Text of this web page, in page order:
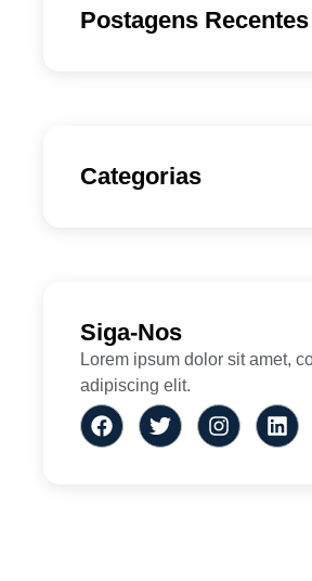
Postagens Recentes
Categorias
Siga-Nos
Lorem ipsum dolor sit amet,
adipiscing elit.